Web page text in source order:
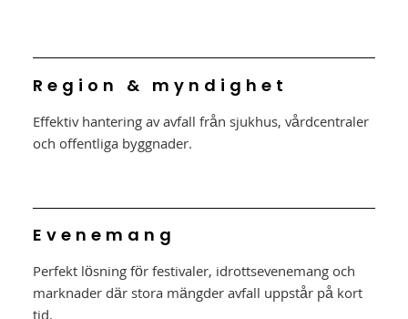
Region & myndighet
Effektiv hantering av avfall från sjukhus, vårdcentraler
och offentliga byggnader.
Evenemang
Perfekt lösning för festivaler, idrottsevenemang och
marknader där stora mängder avfall uppstår på kort